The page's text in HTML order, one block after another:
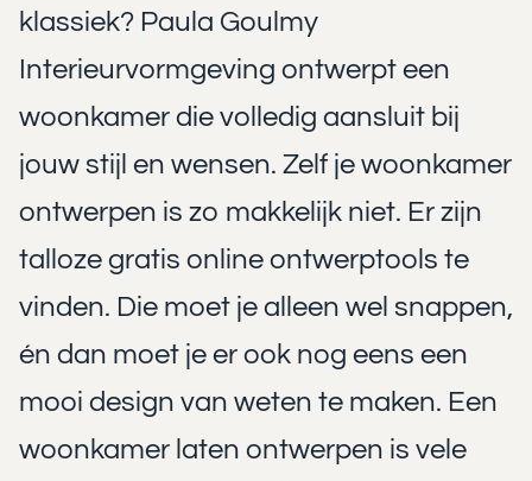
klassiek? Paula Goulmy
Interieurvormgeving ontwerpt een
woonkamer die volledig aansluit bij
jouw stijl en wensen. Zelf je woonkamer
ontwerpen is zo makkelijk niet. Er zijn
talloze gratis online ontwerptools te
vinden. Die moet je alleen wel snappen,
én dan moet je er ook nog eens een
mooi design van weten te maken. Een
woonkamer laten ontwerpen is vele